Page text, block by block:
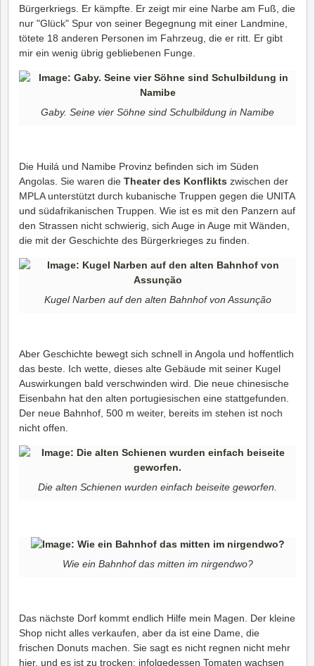
Bürgerkriegs. Er kämpfte. Er zeigt mir eine Narbe am Fuß, die
nur "Glück" Spur von seiner Begegnung mit einer Landmine,
tötete 18 anderen Personen im Fahrzeug, die er ritt. Er gibt
mir ein wenig übrig gebliebenen Funge.
Gaby. Seine vier Söhne sind Schulbildung in Namibe
Die Huilá und Namibe Provinz befinden sich im Süden
Angolas. Sie waren die Theater des Konflikts zwischen der
MPLA unterstützt durch kubanische Truppen gegen die UNITA
und südafrikanischen Truppen. Wie ist es mit den Panzern auf
den Strassen nicht schwierig, sich Auge in Auge mit Wänden,
die mit der Geschichte des Bürgerkrieges zu finden.
Kugel Narben auf den alten Bahnhof von Assunção
Aber Geschichte bewegt sich schnell in Angola und hoffentlich
das beste. Ich wette, dieses alte Gebäude mit seiner Kugel
Auswirkungen bald verschwinden wird. Die neue chinesische
Eisenbahn hat den alten portugiesischen eine stattgefunden.
Der neue Bahnhof, 500 m weiter, bereits im stehen ist noch
nicht offen.
Die alten Schienen wurden einfach beiseite geworfen.
Wie ein Bahnhof das mitten im nirgendwo?
Das nächste Dorf kommt endlich Hilfe mein Magen. Der kleine
Shop nicht alles verkaufen, aber da ist eine Dame, die
frischen Donuts machen. Sie sagt es nicht regnen nicht mehr
hier, und es ist zu trocken: infolgedessen Tomaten wachsen